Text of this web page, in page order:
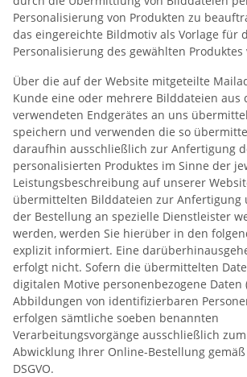
Personalisierung von Produkten zu
das eingereichte Bildmotiv als Vorlage für
Personalisierung des gewählten Produktes
Über die auf der Website mitgeteilte
Kunde eine oder mehrere Bilddateien aus
verwendeten Endgerätes an uns
speichern und verwenden die so
daraufhin ausschließlich zur Anfertigung
personalisierten Produktes im Sinne der
Leistungsbeschreibung auf unserer
übermittelten Bilddateien zur Anfertigung
der Bestellung an spezielle Dienstleister
werden, werden Sie hierüber in den
explizit informiert. Eine
erfolgt nicht. Sofern die übermittelten
digitalen Motive personenbezogene Daten
Abbildungen von identifizierbaren
erfolgen sämtliche soeben benannten
Verarbeitungsvorgänge ausschließlich
Abwicklung Ihrer Online-Bestellung
DSGVO.